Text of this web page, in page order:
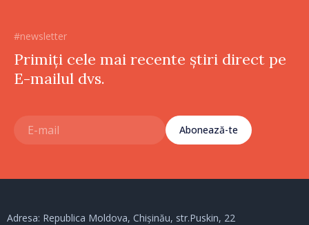
#newsletter
Primiți cele mai recente știri direct pe
E-mailul dvs.
Abonează-te
Adresa: Republica Moldova, Chișinău, str.Puskin, 22